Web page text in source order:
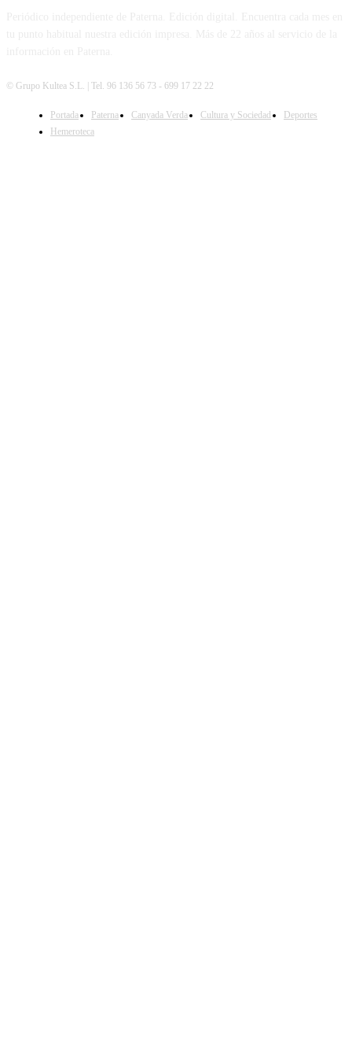
SÍGUENOS
© Grupo Kultea S.L. | Tel. 96 136 56 73 - 699 17 22 22
Portada Paterna Canyada Verda Cultura y Sociedad
Deportes
Hemeroteca